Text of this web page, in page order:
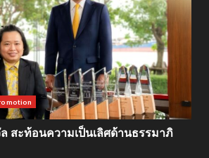
ล สะท้อนความเป็นเลิศด้านธรรมาภิ